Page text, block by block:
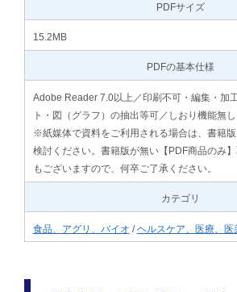
PDFサイズ
15.2MB
PDFの基本仕様
Adobe Reader 7.0以上／印刷不可・編集・加
ト・図（グラフ）の抽出等可／しおり機能無
※紙媒体で資料をご利用される場合は、書籍
検討ください。書籍版が無い【PDF商品のみ
もございますので、何卒ご了承ください。
カテゴリ
食品、アグリ、バイオ /ヘルスケア、医療、